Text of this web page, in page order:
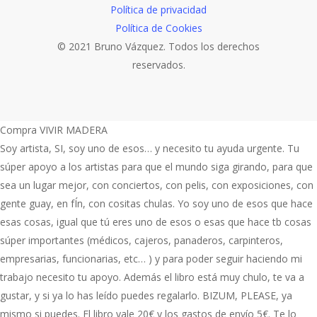
Política de privacidad
Política de Cookies
© 2021 Bruno Vázquez. Todos los derechos
reservados.
Compra VIVIR MADERA
Soy artista, SI, soy uno de esos… y necesito tu ayuda urgente. Tu
súper apoyo a los artistas para que el mundo siga girando, para que
sea un lugar mejor, con conciertos, con pelis, con exposiciones, con
gente guay, en fÍn, con cositas chulas. Yo soy uno de esos que hace
esas cosas, igual que tú eres uno de esos o esas que hace tb cosas
súper importantes (médicos, cajeros, panaderos, carpinteros,
empresarias, funcionarias, etc… ) y para poder seguir haciendo mi
trabajo necesito tu apoyo. Además el libro está muy chulo, te va a
gustar, y si ya lo has leído puedes regalarlo. BIZUM, PLEASE, ya
mismo si puedes. El libro vale 20€ y los gastos de envío 5€. Te lo